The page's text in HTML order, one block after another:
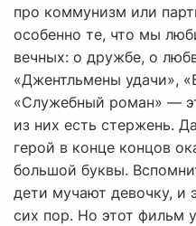
про коммунизм или
особенно те, что мы
вечных: о дружбе, о
«Джентльмены удачи»,
«Служебный роман» —
из них есть стержень.
герой в конце концов
большой буквы.
дети мучают девочку, и
сих пор. Но этот фильм